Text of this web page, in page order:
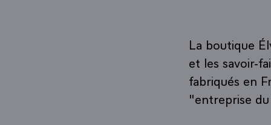
La boutique
et les savoir-
fabriqués en
"entreprise